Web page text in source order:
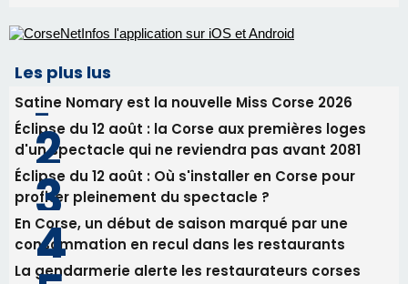
Tennis - Début ce week-end du tournoi du
RCPV
31/07/2026 08:22
82ème anniversaire de la disparition du
Commandant Antoine de Saint Exupery
Les plus lus
Satine Nomary est la nouvelle Miss Corse 2026